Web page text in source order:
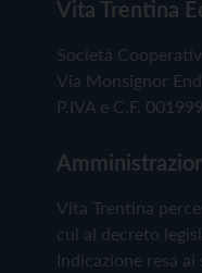
Vita Trentina
Società
Via Monsignor
P.IVA e C.F.
Vita Trentina
cui al decreto
Indicazione resa